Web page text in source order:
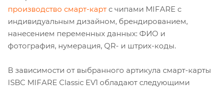
производство смарт-карт с чипами MIFARE с
индивидуальным дизайном, брендированием,
нанесением переменных данных: ФИО и
фотография, нумерация, QR- и штрих-коды.
В зависимости от выбранного артикула смарт-карты
ISBC MIFARE Classic EV1 обладают следующими